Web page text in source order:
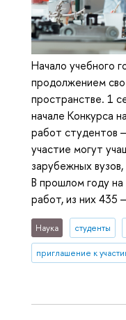
Начало учебного
продолжением
пространстве. 1
начале Конкурса
работ студентов
участие могут
зарубежных
В прошлом году
работ, из них 435
Наука студенты
приглашение к